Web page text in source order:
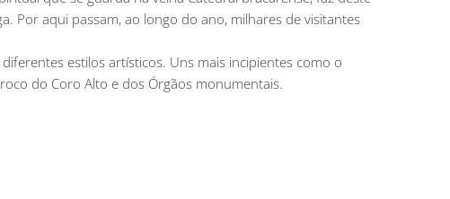
Por aqui passam, ao longo do ano, milhares de visitantes
estilos artísticos. Uns mais incipientes como o
do Coro Alto e dos Órgãos monumentais.